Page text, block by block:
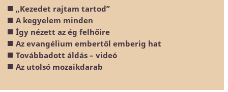
„Kezedet rajtam tartod”
A kegyelem minden
Így nézett az ég felhőire
Az evangélium embertől emberig hat
Továbbadott áldás – videó
Az utolsó mozaikdarab